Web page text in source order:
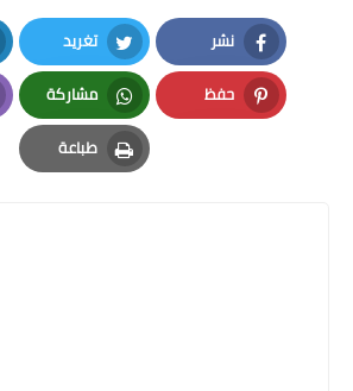
نشر
Facebook
تغريد
Twitter
حفظ
Pinterest
مشاركة
Whatsapp
طباعة
Print